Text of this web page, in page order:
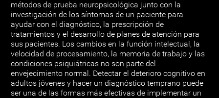
métodos de prueba neuropsicológica junto con la
investigación de los síntomas de un paciente para
ayudar con el diagnóstico, la prescripción de
tratamientos y el desarrollo de planes de atención para
sus pacientes. Los cambios en la función intelectual, la
velocidad de procesamiento, la memoria de trabajo y las
condiciones psiquiátricas no son parte del
envejecimiento normal. Detectar el deterioro cognitivo en
adultos jóvenes y hacer un diagnóstico temprano puede
ser una de las formas más efectivas de implementar un